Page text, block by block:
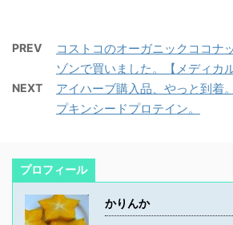
PREV
コストコのオーガニックココナ
ゾンで買いました。【メディカ
NEXT
アイハーブ購入品、やっと到着
プキンシードプロテイン。
プロフィール
かりんか